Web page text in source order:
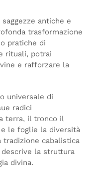
antiche e
trasformazione
pratiche di
rituali, potrai
e rafforzare la
universale di
radici
terra, il tronco il
le foglie la diversità
tradizione cabalistica
descrive la struttura
divina.